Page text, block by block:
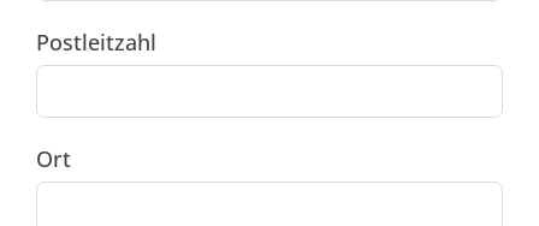
Postleitzahl
Ort